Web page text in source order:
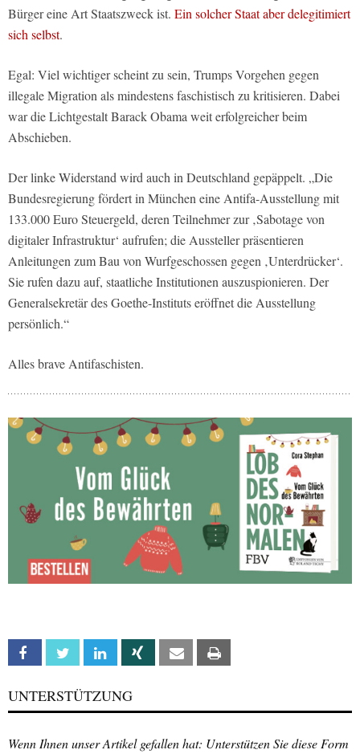
Bürger eine Art Staatszweck ist. Ein solcher Staat aber delegitimiert
sich selbst.
Egal: Viel wichtiger scheint zu sein, Trumps Vorgehen gegen
illegale Migration als mindestens faschistisch zu kritisieren. Dabei
war die Lichtgestalt Barack Obama weit erfolgreicher beim
Abschieben.
Der linke Widerstand wird auch in Deutschland gepäppelt. „Die
Bundesregierung fördert in München eine Antifa-Ausstellung mit
133.000 Euro Steuergeld, deren Teilnehmer zur ‚Sabotage von
digitaler Infrastruktur‘ aufrufen; die Aussteller präsentieren
Anleitungen zum Bau von Wurfgeschossen gegen ‚Unterdrücker‘.
Sie rufen dazu auf, staatliche Institutionen auszuspionieren. Der
Generalsekretär des Goethe-Instituts eröffnet die Ausstellung
persönlich.“
Alles brave Antifaschisten.
Facebook Twitter Linkedin Xing Email
UNTERSTÜTZUNG
Wenn Ihnen unser Artikel gefallen hat: Unterstützen Sie diese Form